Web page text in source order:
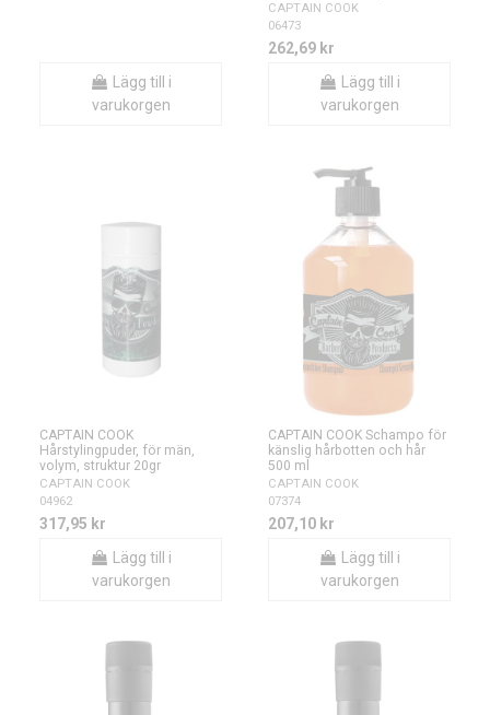
Lägg till i
varukorgen
CAPTAIN COOK
06473
262,69 kr
Lägg till i
varukorgen
CAPTAIN COOK
Hårstylingpuder, för män,
volym, struktur 20gr
CAPTAIN COOK
04962
317,95 kr
Lägg till i
varukorgen
CAPTAIN COOK Schampo för
känslig hårbotten och hår
500 ml
CAPTAIN COOK
07374
207,10 kr
Lägg till i
varukorgen